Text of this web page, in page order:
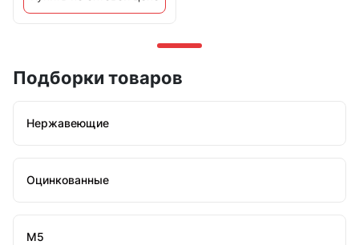
Подборки товаров
Нержавеющие
Оцинкованные
М5